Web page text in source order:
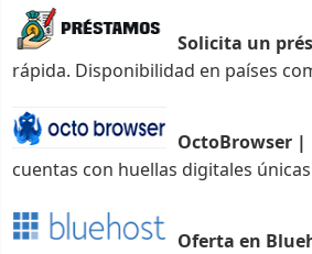
Solicita un
rápida. Disponibilidad en países
OctoBrowser |
cuentas con huellas digitales
Oferta en